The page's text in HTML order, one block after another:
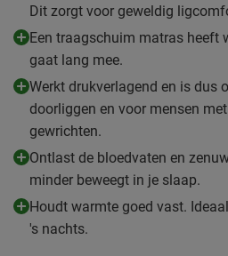
Dit zorgt voor geweldig
Een traagschuim matras heeft
gaat lang mee.
Werkt drukverlagend en is dus
doorliggen en voor mensen
gewrichten.
Ontlast de bloedvaten en
minder beweegt in je slaap.
Houdt warmte goed vast.
's nachts.